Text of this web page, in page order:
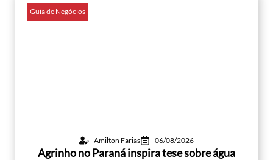
Guia de Negócios
Amilton Farias 06/08/2026
Agrinho no Paraná inspira tese sobre água